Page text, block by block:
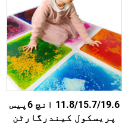
ٹائیلز
11.8/15.7/19.6 انچ 6پیس
پریسکول کیندرگارٹن